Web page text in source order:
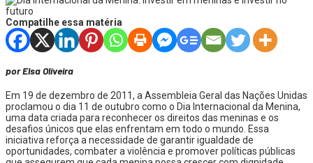
Compatilhe essa matéria
por Elsa Oliveira
Em 19 de dezembro de 2011, a Assembleia Geral das Nações Unidas
proclamou o dia 11 de outubro como o Dia Internacional da Menina,
uma data criada para reconhecer os direitos das meninas e os
desafios únicos que elas enfrentam em todo o mundo. Essa
iniciativa reforça a necessidade de garantir igualdade de
oportunidades, combater a violência e promover políticas públicas